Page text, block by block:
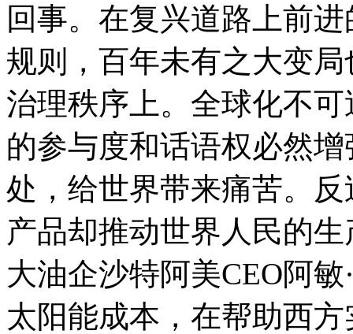
回事。在复兴道路上前
规则，百年未有之大变
治理秩序上。全球化不
的参与度和话语权必然
处，给世界带来痛苦。
产品却推动世界人民的
大油企沙特阿美CEO阿
太阳能成本，在帮助西